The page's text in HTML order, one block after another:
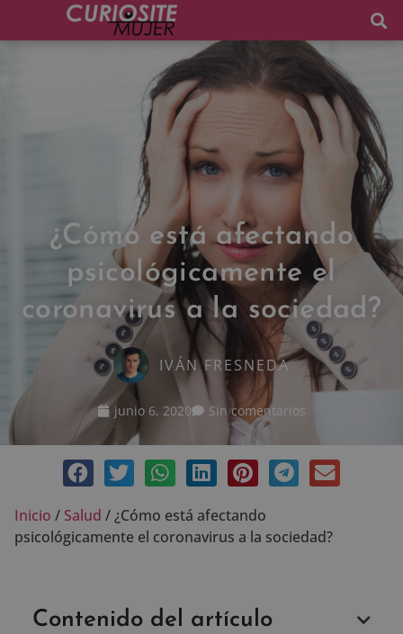
¿Cómo está afectando
psicológicamente el
coronavirus a la sociedad?
IVÁN FRESNEDA
junio 6, 2020 Sin comentarios
Inicio / Salud /¿Cómo está afectando
psicológicamente el coronavirus a la sociedad?
Contenido del artículo